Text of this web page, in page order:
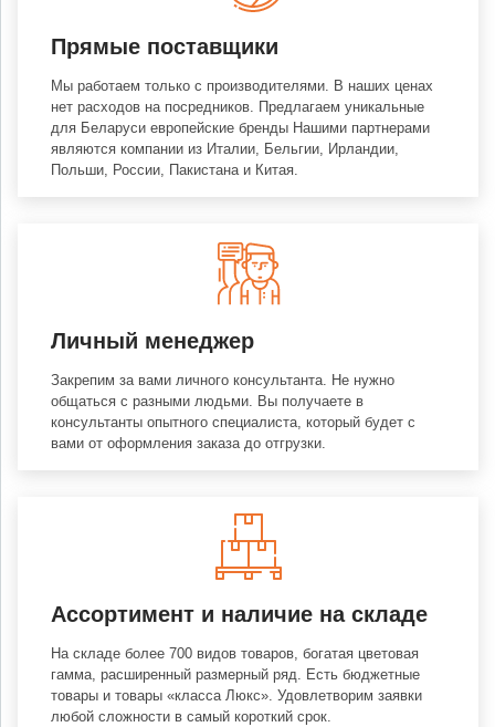
Прямые поставщики
Мы работаем только с производителями. В наших ценах
нет расходов на посредников. Предлагаем уникальные
для Беларуси европейские бренды Нашими партнерами
являются компании из Италии, Бельгии, Ирландии,
Польши, России, Пакистана и Китая.
Личный менеджер
Закрепим за вами личного консультанта. Не нужно
общаться с разными людьми. Вы получаете в
консультанты опытного специалиста, который будет с
вами от оформления заказа до отгрузки.
Ассортимент и наличие на складе
На складе более 700 видов товаров, богатая цветовая
гамма, расширенный размерный ряд. Есть бюджетные
товары и товары «класса Люкс». Удовлетворим заявки
любой сложности в самый короткий срок.